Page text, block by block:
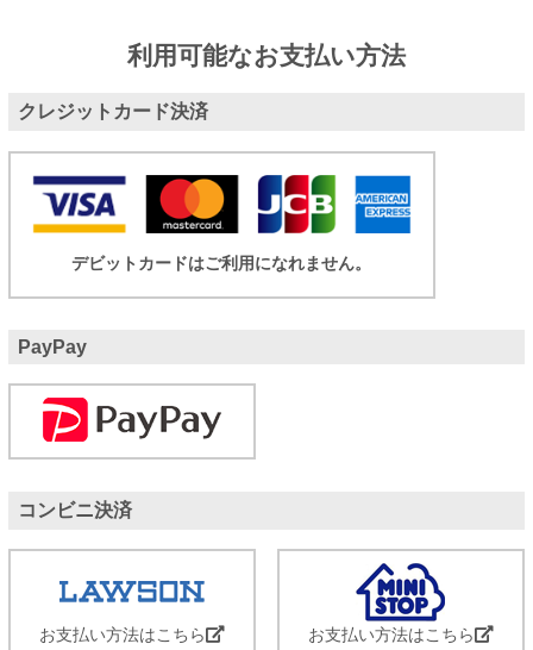
利用可能なお支払い方法
クレジットカード決済
デビットカードはご利用になれません。
PayPay
コンビニ決済
お支払い方法はこちら お支払い方法はこちら